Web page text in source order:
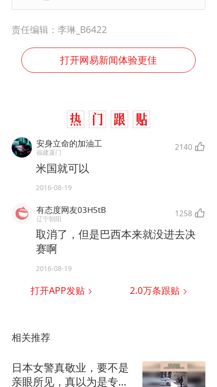
责任编辑：李琳_B6422
打开网易新闻体验更佳
安身立命的加油工
福建厦门 2140
米国就可以
2016-08-19
有态度网友03H5tB
辽宁朝阳 1258
取消了，但是巴西本来就没进去决
赛啊
2016-08-19
打开APP发贴 2.0万条跟贴
相关推荐
日本女警真敬业，要不是
亲眼所见，真以为是专业